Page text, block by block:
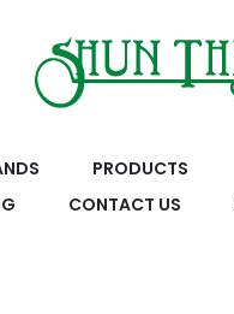
PRODUCTS
CONTACT US